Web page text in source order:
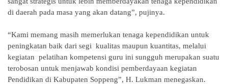
di daerah pada masa yang akan datang”, pujinya.
“Kami memang masih memerlukan tenaga kependidikan untuk
peningkatan baik dari segi kualitas maupun kuantitas, melalui
kegiatan pelatihan kompetensi guru ini sungguh merupakan suatu
terobosan untuk menjawab kondisi pemberdayaan kegiatan
Pendidikan di Kabupaten Soppeng”, H. Lukman menegaskan.